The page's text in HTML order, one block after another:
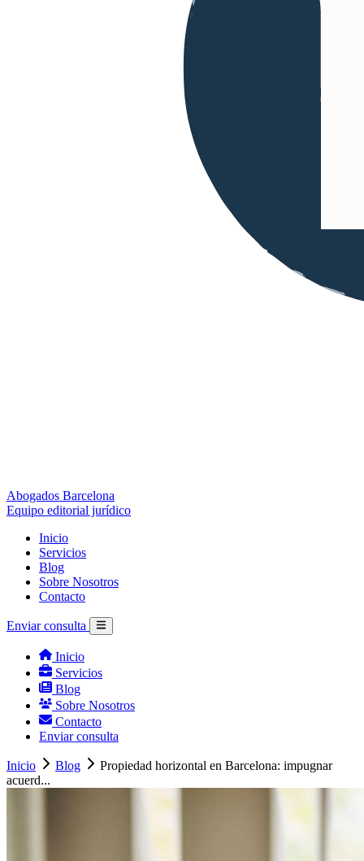
Abogados Barcelona
Equipo editorial jurídico
Inicio
Servicios
Blog
Sobre Nosotros
Contacto
Enviar consulta
Inicio
Servicios
Blog
Sobre Nosotros
Contacto
Enviar consulta
Inicio Blog
Propiedad horizontal en Barcelona: impugnar
acuerd...